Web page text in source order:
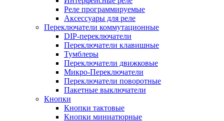
Реле программируемые
Аксессуары для реле
Переключатели коммутационные
DIP-переключатели
Переключатели клавишные
Тумблеры
Переключатели движковые
Микро-Переключатели
Переключатели поворотные
Пакетные выключатели
Кнопки
Кнопки тактовые
Кнопки миниатюрные